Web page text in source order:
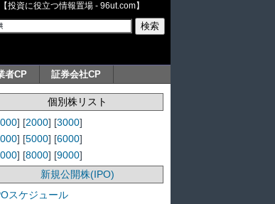
投資に役立つ情報置場 - 96ut.com】
者CP 証券会社CP
個別株リスト
] [2000] [3000]
] [5000] [6000]
] [8000] [9000]
新規公開株(IPO)
スケジュール